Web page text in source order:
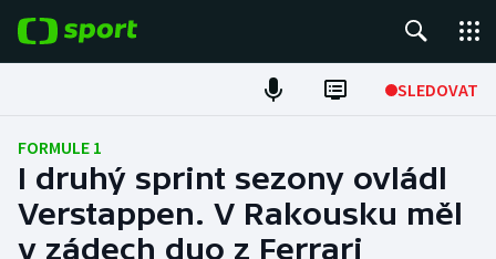
SLEDOVAT
Fotbal
Hokej
Tenis
FORMULE 1
I druhý sprint sezony ovládl
Verstappen. V Rakousku měl
v zádech duo z Ferrari